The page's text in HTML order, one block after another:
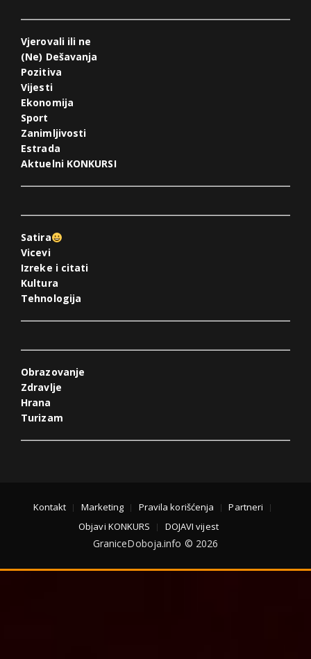
Vjerovali ili ne
(Ne) Dešavanja
Pozitiva
Vijesti
Ekonomija
Sport
Zanimljivosti
Estrada
Aktuelni KONKURSI
Satira
Vicevi
Izreke i citati
Kultura
Tehnologija
Obrazovanje
Zdravlje
Hrana
Turizam
Kontakt Marketing Pravila korišćenja
Partneri
Objavi KONKURS
DOJAVI vijest
GraniceDoboja.info © 2026